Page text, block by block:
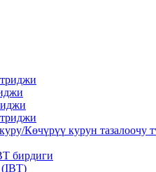
Көчүрүү курун тазалоочу
бирдиги
(IBT)